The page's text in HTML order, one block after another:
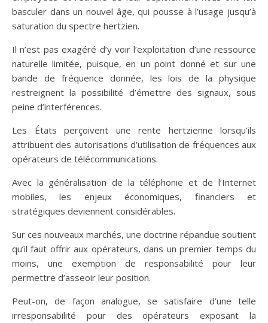
basculer dans un nouvel âge, qui pousse à l’usage jusqu’à
saturation du spectre hertzien.
Il n’est pas exagéré d’y voir l’exploitation d’une ressource
naturelle limitée, puisque, en un point donné et sur une
bande de fréquence donnée, les lois de la physique
restreignent la possibilité d’émettre des signaux, sous
peine d’interférences.
Les États perçoivent une rente hertzienne lorsqu’ils
attribuent des autorisations d’utilisation de fréquences aux
opérateurs de télécommunications.
Avec la généralisation de la téléphonie et de l’Internet
mobiles, les enjeux économiques, financiers et
stratégiques deviennent considérables.
Sur ces nouveaux marchés, une doctrine répandue soutient
qu’il faut offrir aux opérateurs, dans un premier temps du
moins, une exemption de responsabilité pour leur
permettre d’asseoir leur position.
Peut-on, de façon analogue, se satisfaire d’une telle
irresponsabilité pour des opérateurs exposant la